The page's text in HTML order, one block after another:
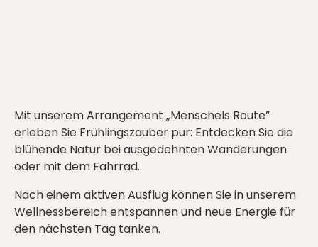
Mit unserem Arrangement „Menschels Route”
erleben Sie Frühlingszauber pur: Entdecken Sie die
blühende Natur bei ausgedehnten Wanderungen
oder mit dem Fahrrad.
Nach einem aktiven Ausflug können Sie in unserem
Wellnessbereich entspannen und neue Energie für
den nächsten Tag tanken.